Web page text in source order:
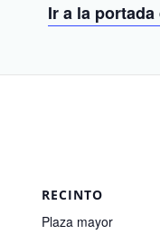
Ir a la
RECINTO
Plaza mayor